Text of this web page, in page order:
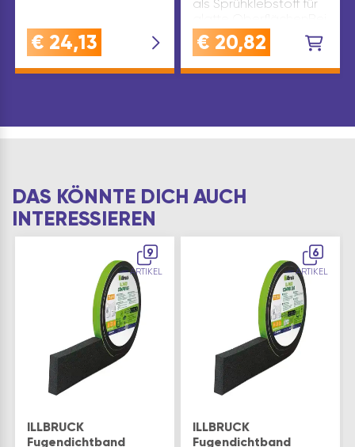
€ 24,13
als Sprühklebstoff für
Verwendung als
Sprühkleber beide
€ 20,82
DAS KÖNNTE DICH AUCH
INTERESSIEREN
9
ARTIKEL
ILLBRUCK
Fugendichtband
6
ARTIKEL
ILLBRUCK
Fugendichtband